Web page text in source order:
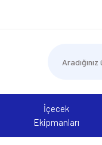
İçecek
Ekipmanları